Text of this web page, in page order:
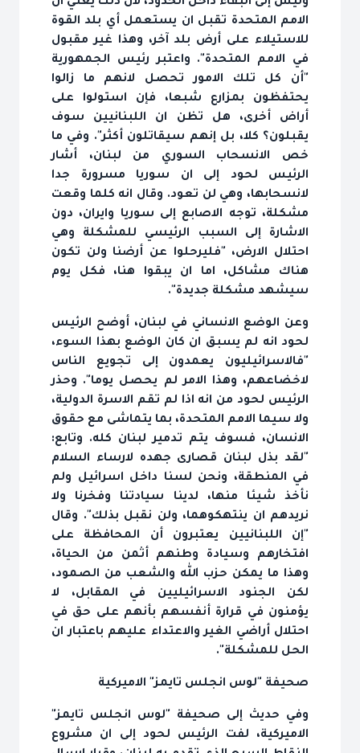
وليس إلى البقاء داخل الحدود، لان ذلك يعني ان
الامم المتحدة تقبل ان يستعمل أي بلد القوة
للاستيلاء على أرض بلد آخر، وهذا غير مقبول
في الامم المتحدة". واعتبر رئيس الجمهورية
"أن كل تلك الامور تحصل لانهم ما زالوا
يحتفظون بمزارع شبعا، فإن استولوا على
أراض أخرى، هل تظن ان اللبنانيين سوف
يقبلون؟ كلا، بل إنهم سيقاتلون أكثر". وفي ما
خص الانسحاب السوري من لبنان، أشار
الرئيس لحود إلى ان سوريا مسرورة جدا
لانسحابها، وهي لن تعود. وقال انه كلما وقعت
مشكلة، توجه الاصابع إلى سوريا وايران، دون
الاشارة إلى السبب الرئيسي للمشكلة وهي
احتلال الارض، "فليرحلوا عن أرضنا ولن تكون
هناك مشاكل، اما ان يبقوا هنا، فكل يوم
سيشهد مشكلة جديدة".
وعن الوضع الانساني في لبنان، أوضح الرئيس
لحود انه لم يسبق ان كان الوضع بهذا السوء،
"فالاسرائيليون يعمدون إلى تجويع الناس
لاخضاعهم، وهذا الامر لم يحصل يوما". وحذر
الرئيس لحود من انه اذا لم تقم الاسرة الدولية،
ولا سيما الامم المتحدة، بما يتماشى مع حقوق
الانسان، فسوف يتم تدمير لبنان كله. وتابع:
"لقد بذل لبنان قصارى جهده لارساء السلام
في المنطقة، ونحن لسنا داخل اسرائيل ولم
نأخذ شيئا منها، لدينا سيادتنا وفخرنا ولا
نريدهم ان ينتهكوهما، ولن نقبل بذلك". وقال
"إن اللبنانيين يعتبرون أن المحافظة على
افتخارهم وسيادة وطنهم أثمن من الحياة،
وهذا ما يمكن حزب الله والشعب من الصمود،
لكن الجنود الاسرائيليين في المقابل، لا
يؤمنون في قرارة أنفسهم بأنهم على حق في
احتلال أراضي الغير والاعتداء عليهم باعتبار ان
الحل للمشكلة".
صحيفة "لوس انجلس تايمز" الاميركية
وفي حديث إلى صحيفة "لوس انجلس تايمز"
الاميركية، لفت الرئيس لحود إلى ان مشروع